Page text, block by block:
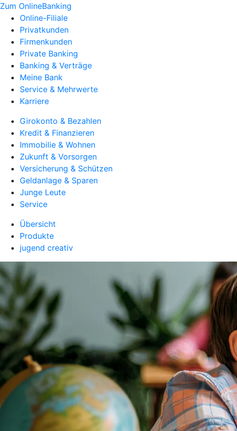
Zum OnlineBanking
Online-Filiale
Privatkunden
Firmenkunden
Private Banking
Banking & Verträge
Meine Bank
Service & Mehrwerte
Karriere
Girokonto & Bezahlen
Kredit & Finanzieren
Immobilie & Wohnen
Zukunft & Vorsorgen
Versicherung & Schützen
Geldanlage & Sparen
Junge Leute
Service
Übersicht
Produkte
jugend creativ